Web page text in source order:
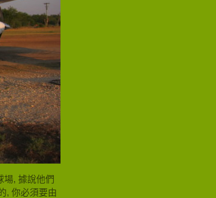
場, 據說他們
, 你必須要由